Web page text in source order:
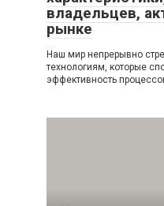
владельцев,
рынке
Наш мир непрерывно
технологиям, которые
эффективность